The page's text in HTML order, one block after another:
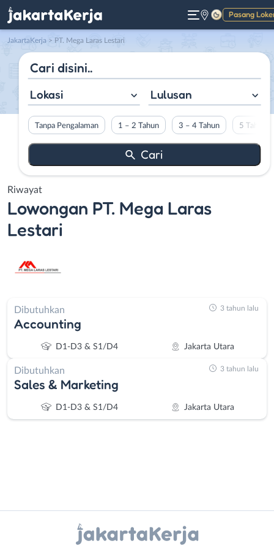
Pasang
Gelap
JakartaKerja > PT. Mega Laras Lestari
Lokasi Lulusan
Tanpa Pengalaman 1 – 2 Tahun 3 – 4 Tahun 5 Tahun
Riwayat
Lowongan PT. Mega Laras
Lestari
Dibutuhkan
Accounting
D1-D3 & S1/D4 Jakarta Utara
3 tahun lalu
Dibutuhkan
Sales & Marketing
D1-D3 & S1/D4 Jakarta Utara
3 tahun lalu
Gizi
Work)
X - Twitter Telegram
Kanal Lainnya..